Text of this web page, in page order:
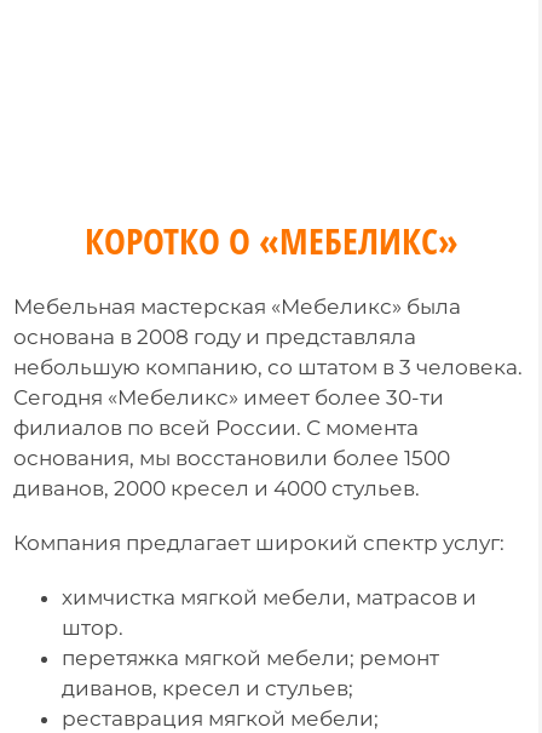
КОРОТКО О «МЕБЕЛИКС»
Мебельная мастерская «Мебеликс» была
основана в 2008 году и представляла
небольшую компанию, со штатом в 3 человека.
Сегодня «Мебеликс» имеет более 30-ти
филиалов по всей России. С момента
основания, мы восстановили более 1500
диванов, 2000 кресел и 4000 стульев.
Компания предлагает широкий спектр услуг:
химчистка мягкой мебели, матрасов и
штор.
перетяжка мягкой мебели; ремонт
диванов, кресел и стульев;
реставрация мягкой мебели;